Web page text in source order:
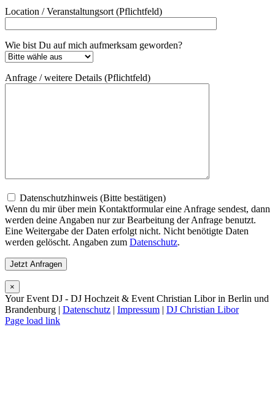
Location / Veranstaltungsort (Pflichtfeld)
Wie bist Du auf mich aufmerksam geworden?
Anfrage / weitere Details (Pflichtfeld)
Datenschutzhinweis (Bitte bestätigen)
Wenn du mir über mein Kontaktformular eine Anfrage sendest, dann
werden deine Angaben nur zur Bearbeitung der Anfrage benutzt.
Eine Weitergabe der Daten erfolgt nicht. Nicht benötigte Daten
werden gelöscht. Angaben zum Datenschutz.
×
Your Event DJ - DJ Hochzeit & Event Christian Libor in Berlin und
Brandenburg | Datenschutz | Impressum | DJ Christian Libor
Page load link